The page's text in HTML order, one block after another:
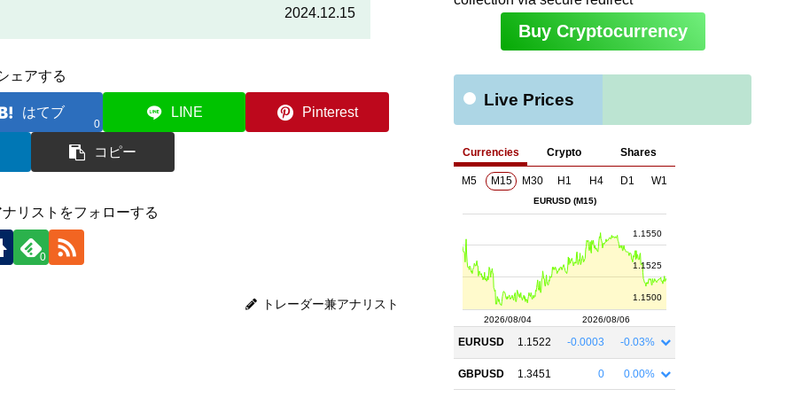
しっかりと読んで、条件をよく確認した後で参加しましょう。
2024.12.15
ェアする
はてブ
0
LINE Pinterest
コピー
リストをフォローする
0
トレーダー兼アナリスト
Buy Cryptocurrency
Live Prices